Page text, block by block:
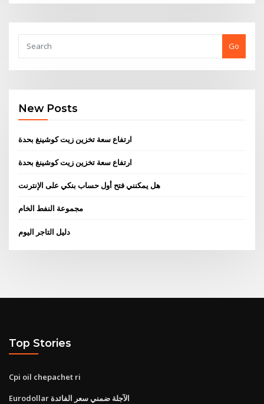
Go
New Posts
ارتفاع سعة تخزين زيت كوشينغ بحدة
ارتفاع سعة تخزين زيت كوشينغ بحدة
هل يمكنني فتح أول حساب بنكي على الإنترنت
مجموعة النفط الخام
دليل التاجر اليوم
Top Stories
Cpi oil chepachet ri
Eurodollar الآجلة ضمني سعر الفائدة